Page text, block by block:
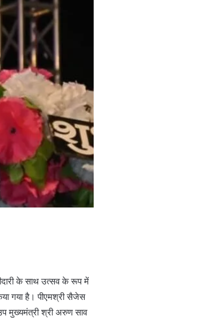
के साथ उत्सव के रूप में
गया है। पीएमश्री सैजेस
मुख्यमंत्री श्री अरुण साव